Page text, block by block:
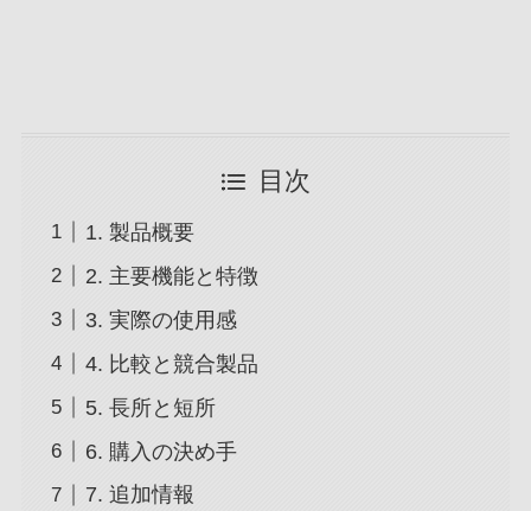
目次
1. 製品概要
2. 主要機能と特徴
3. 実際の使用感
4. 比較と競合製品
5. 長所と短所
6. 購入の決め手
7. 追加情報